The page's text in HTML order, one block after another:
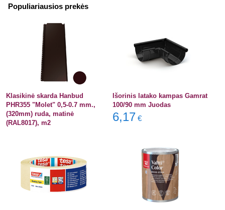
Populiariausios prekės
Klasikinė skarda Hanbud
PHR355 "Molet" 0,5-0.7 mm.,
(320mm) ruda, matinė
(RAL8017), m2
Išorinis latako kampas Gamrat
100/90 mm Juodas
6,17 €